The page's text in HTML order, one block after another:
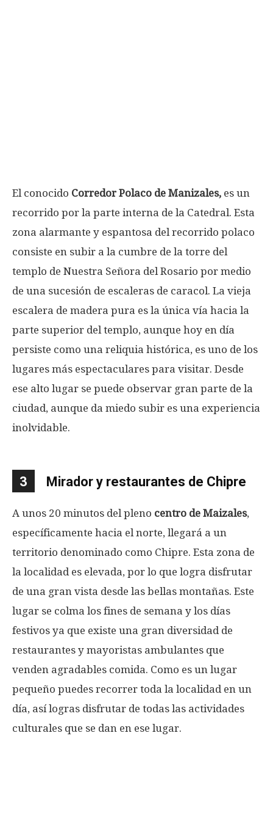
El conocido Corredor Polaco de Manizales, es un
recorrido por la parte interna de la Catedral. Esta
zona alarmante y espantosa del recorrido polaco
consiste en subir a la cumbre de la torre del
templo de Nuestra Señora del Rosario por medio
de una sucesión de escaleras de caracol. La vieja
escalera de madera pura es la única vía hacia la
parte superior del templo, aunque hoy en día
persiste como una reliquia histórica, es uno de los
lugares más espectaculares para visitar. Desde
ese alto lugar se puede observar gran parte de la
ciudad, aunque da miedo subir es una experiencia
inolvidable.
3 Mirador y restaurantes de Chipre
A unos 20 minutos del pleno centro de Maizales,
específicamente hacia el norte, llegará a un
territorio denominado como Chipre. Esta zona de
la localidad es elevada, por lo que logra disfrutar
de una gran vista desde las bellas montañas. Este
lugar se colma los fines de semana y los días
festivos ya que existe una gran diversidad de
restaurantes y mayoristas ambulantes que
venden agradables comida. Como es un lugar
pequeño puedes recorrer toda la localidad en un
día, así logras disfrutar de todas las actividades
culturales que se dan en ese lugar.